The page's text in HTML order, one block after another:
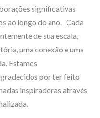
significativas
ao longo do ano. Cada
de sua escala,
uma conexão e uma
Estamos
por ter feito
inspiradoras através